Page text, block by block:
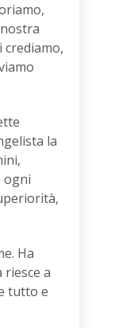
crediamo,
la
ogni
Ha
riesce a
tutto e